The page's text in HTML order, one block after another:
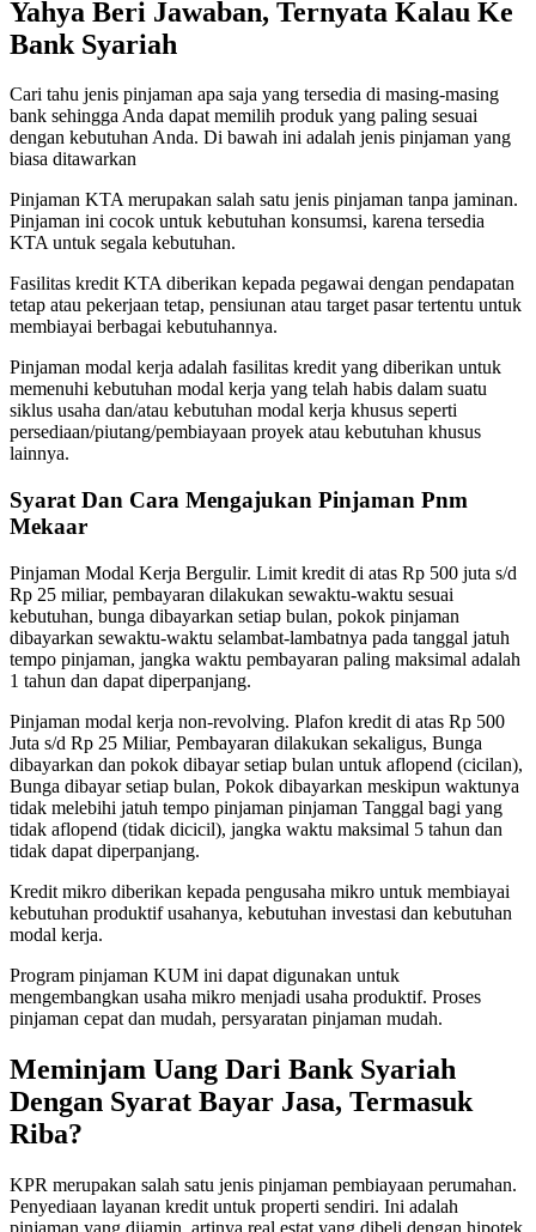
Yahya Beri Jawaban, Ternyata Kalau Ke
Bank Syariah
Cari tahu jenis pinjaman apa saja yang tersedia di masing-masing
bank sehingga Anda dapat memilih produk yang paling sesuai
dengan kebutuhan Anda. Di bawah ini adalah jenis pinjaman yang
biasa ditawarkan
Pinjaman KTA merupakan salah satu jenis pinjaman tanpa jaminan.
Pinjaman ini cocok untuk kebutuhan konsumsi, karena tersedia
KTA untuk segala kebutuhan.
Fasilitas kredit KTA diberikan kepada pegawai dengan pendapatan
tetap atau pekerjaan tetap, pensiunan atau target pasar tertentu untuk
membiayai berbagai kebutuhannya.
Pinjaman modal kerja adalah fasilitas kredit yang diberikan untuk
memenuhi kebutuhan modal kerja yang telah habis dalam suatu
siklus usaha dan/atau kebutuhan modal kerja khusus seperti
persediaan/piutang/pembiayaan proyek atau kebutuhan khusus
lainnya.
Syarat Dan Cara Mengajukan Pinjaman Pnm
Mekaar
Pinjaman Modal Kerja Bergulir. Limit kredit di atas Rp 500 juta s/d
Rp 25 miliar, pembayaran dilakukan sewaktu-waktu sesuai
kebutuhan, bunga dibayarkan setiap bulan, pokok pinjaman
dibayarkan sewaktu-waktu selambat-lambatnya pada tanggal jatuh
tempo pinjaman, jangka waktu pembayaran paling maksimal adalah
1 tahun dan dapat diperpanjang.
Pinjaman modal kerja non-revolving. Plafon kredit di atas Rp 500
Juta s/d Rp 25 Miliar, Pembayaran dilakukan sekaligus, Bunga
dibayarkan dan pokok dibayar setiap bulan untuk aflopend (cicilan),
Bunga dibayar setiap bulan, Pokok dibayarkan meskipun waktunya
tidak melebihi jatuh tempo pinjaman pinjaman Tanggal bagi yang
tidak aflopend (tidak dicicil), jangka waktu maksimal 5 tahun dan
tidak dapat diperpanjang.
Kredit mikro diberikan kepada pengusaha mikro untuk membiayai
kebutuhan produktif usahanya, kebutuhan investasi dan kebutuhan
modal kerja.
Program pinjaman KUM ini dapat digunakan untuk
mengembangkan usaha mikro menjadi usaha produktif. Proses
pinjaman cepat dan mudah, persyaratan pinjaman mudah.
Meminjam Uang Dari Bank Syariah
Dengan Syarat Bayar Jasa, Termasuk
Riba?
KPR merupakan salah satu jenis pinjaman pembiayaan perumahan.
Penyediaan layanan kredit untuk properti sendiri. Ini adalah
pinjaman yang dijamin, artinya real estat yang dibeli dengan hipotek